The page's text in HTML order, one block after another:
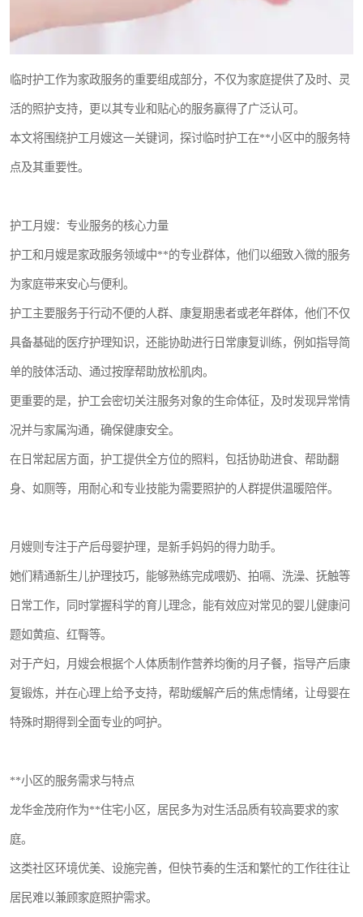
临时护工作为家政服务的重要组成部分，不仅为家庭提供了及时、灵
活的照护支持，更以其专业和贴心的服务赢得了广泛认可。
本文将围绕护工月嫂这一关键词，探讨临时护工在**小区中的服务特
点及其重要性。
护工月嫂：专业服务的核心力量
护工和月嫂是家政服务领域中**的专业群体，他们以细致入微的服务
为家庭带来安心与便利。
护工主要服务于行动不便的人群、康复期患者或老年群体，他们不仅
具备基础的医疗护理知识，还能协助进行日常康复训练，例如指导简
单的肢体活动、通过按摩帮助放松肌肉。
更重要的是，护工会密切关注服务对象的生命体征，及时发现异常情
况并与家属沟通，确保健康安全。
在日常起居方面，护工提供全方位的照料，包括协助进食、帮助翻
身、如厕等，用耐心和专业技能为需要照护的人群提供温暖陪伴。
月嫂则专注于产后母婴护理，是新手妈妈的得力助手。
她们精通新生儿护理技巧，能够熟练完成喂奶、拍嗝、洗澡、抚触等
日常工作，同时掌握科学的育儿理念，能有效应对常见的婴儿健康问
题如黄疸、红臀等。
对于产妇，月嫂会根据个人体质制作营养均衡的月子餐，指导产后康
复锻炼，并在心理上给予支持，帮助缓解产后的焦虑情绪，让母婴在
特殊时期得到全面专业的呵护。
**小区的服务需求与特点
龙华金茂府作为**住宅小区，居民多为对生活品质有较高要求的家
庭。
这类社区环境优美、设施完善，但快节奏的生活和繁忙的工作往往让
居民难以兼顾家庭照护需求。